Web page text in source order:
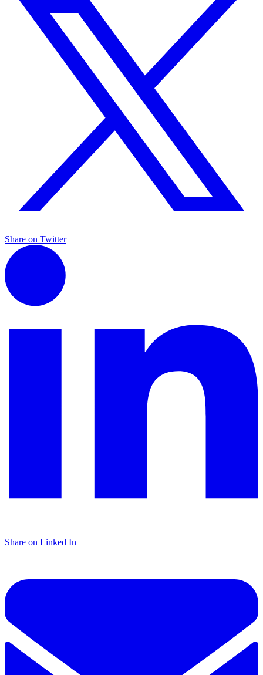
Share on Twitter
Share on Linked In